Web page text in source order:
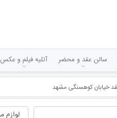
سالن عقد و محضر آتلیه فیلم و عکس
خیابان کوهسنگی مشهد